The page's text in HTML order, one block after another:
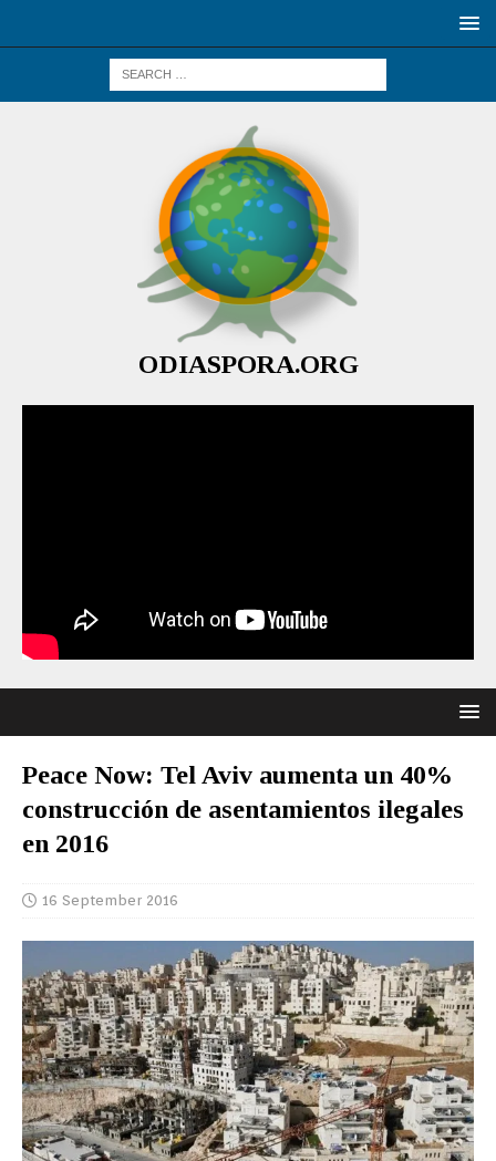
ODIASPORA.ORG
Peace Now: Tel Aviv aumenta un 40%
construcción de asentamientos ilegales
en 2016
16 September 2016